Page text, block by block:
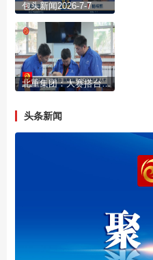
包头新闻2026-7-7
北重集团：大赛搭台 制度铺路 精心培育高技能人才
头条新闻